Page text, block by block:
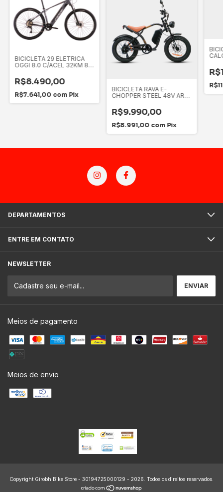
BICICLETA 29 ELETRICA
OGGI 8.0 C/ACEL 32KM 8V
R$8.490,00
R$7.641,00 com Pix
BICICLETA RAVA E-
CHOPPER STEEL 48V ARO
R$9.990,00
R$8.991,00 com Pix
DEPARTAMENTOS
ENTRE EM CONTATO
NEWSLETTER
Meios de pagamento
Meios de envio
Copyright Girobh Bike Store - 30194725000129 - 2026. Todos os direitos reservados.